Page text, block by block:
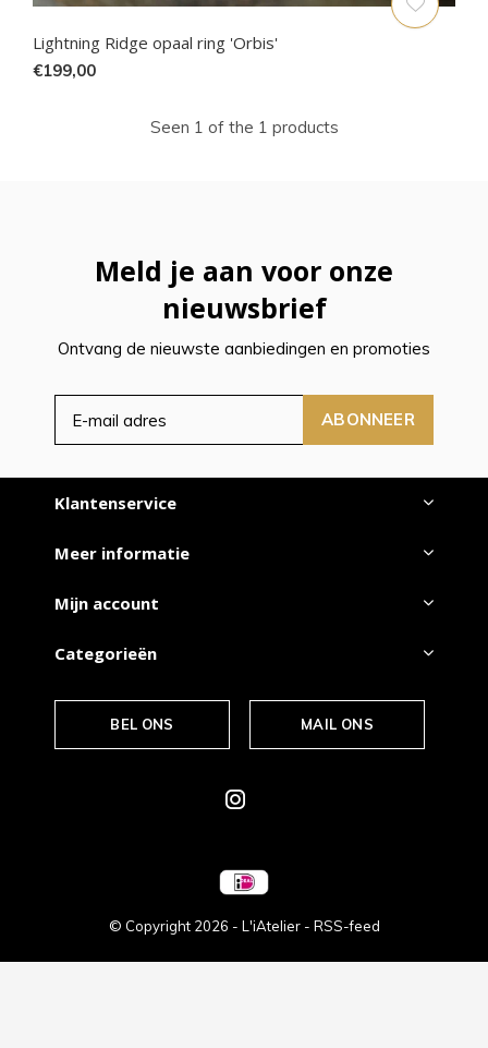
Lightning Ridge opaal ring 'Orbis'
€199,00
Seen 1 of the 1 products
Meld je aan voor onze
nieuwsbrief
Ontvang de nieuwste aanbiedingen en promoties
ABONNEER
Klantenservice
Meer informatie
Mijn account
Categorieën
BEL ONS MAIL ONS
© Copyright 2026 - L'iAtelier - RSS-feed